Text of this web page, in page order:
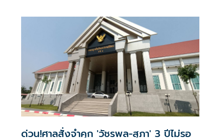
ด่วน!ศาลสั่งจำคุก 'วัชรพล-สุภา' 3 ปีไม่รอ